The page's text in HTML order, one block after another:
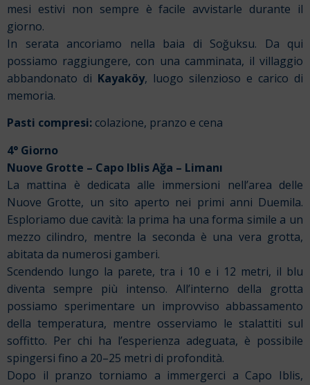
mesi estivi non sempre è facile avvistarle durante il
giorno.
In serata ancoriamo nella baia di Soğuksu. Da qui
possiamo raggiungere, con una camminata, il villaggio
abbandonato di Kayaköy, luogo silenzioso e carico di
memoria.
Pasti compresi: colazione, pranzo e cena
4° Giorno
Nuove Grotte – Capo Iblis Ağa – Limanı
La mattina è dedicata alle immersioni nell’area delle
Nuove Grotte, un sito aperto nei primi anni Duemila.
Esploriamo due cavità: la prima ha una forma simile a un
mezzo cilindro, mentre la seconda è una vera grotta,
abitata da numerosi gamberi.
Scendendo lungo la parete, tra i 10 e i 12 metri, il blu
diventa sempre più intenso. All’interno della grotta
possiamo sperimentare un improvviso abbassamento
della temperatura, mentre osserviamo le stalattiti sul
soffitto. Per chi ha l’esperienza adeguata, è possibile
spingersi fino a 20–25 metri di profondità.
Dopo il pranzo torniamo a immergerci a Capo Iblis,